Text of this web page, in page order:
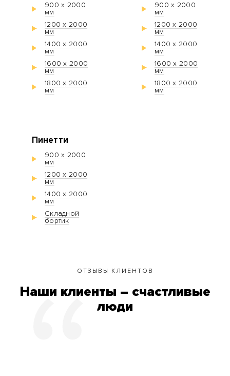
900 х 2000
мм
1200 х 2000
мм
1400 х 2000
мм
1600 х 2000
мм
1800 х 2000
мм
900 х 2000
мм
1200 х 2000
мм
1400 х 2000
мм
1600 х 2000
мм
1800 х 2000
мм
Пинетти
900 х 2000
мм
1200 х 2000
мм
1400 х 2000
мм
Складной
бортик
ОТЗЫВЫ КЛИЕНТОВ
Наши клиенты – счастливые
люди